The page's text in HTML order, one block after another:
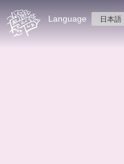
Language 日本語